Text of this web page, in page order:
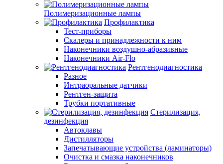
Полимеризационные лампы
Профилактика
Тест-приборы
Скалеры и принадлежности к ним
Наконечники воздушно-абразивные
Наконечники Air-Flo
Рентгенодиагностика
Разное
Интраоральные датчики
Рентген-защита
Трубки портативные
Стерилизация,
дезинфекция
Автоклавы
Дистилляторы
Запечатывающие устройства (ламинаторы)
Очистка и смазка наконечников